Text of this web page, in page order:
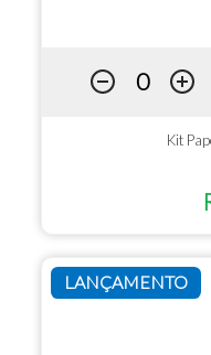
Kit
LANÇAMENTO